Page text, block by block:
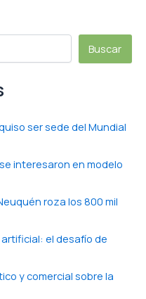
Buscar
ser sede del Mundial
interesaron en modelo
roza los 800 mil
el desafío de
y comercial sobre la